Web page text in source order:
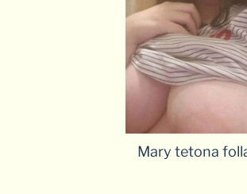
Mary tetona